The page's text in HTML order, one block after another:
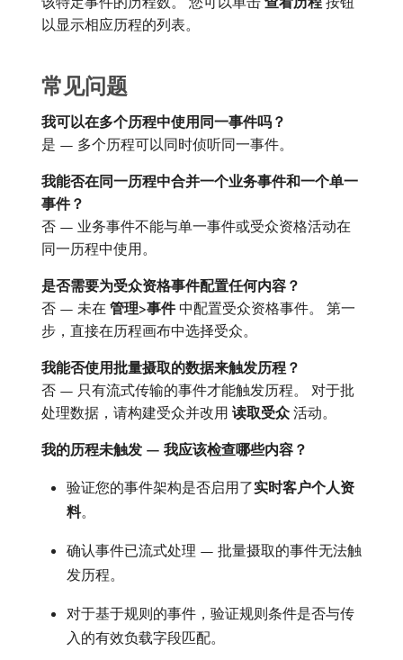
以显示相应历程的列表。
常见问题
我可以在多个历程中使用同一事件吗？
是 — 多个历程可以同时侦听同一事件。
我能否在同一历程中合并一个业务事件和一个单一
事件？
否 — 业务事件不能与单一事件或受众资格活动在
同一历程中使用。
是否需要为受众资格事件配置任何内容？
否 — 未在​ 管理>事件​中配置受众资格事件。 第一
步，直接在历程画布中选择受众。
我能否使用批量摄取的数据来触发历程？
否 — 只有流式传输的事件才能触发历程。 对于批
处理数据，请构建受众并改用​ 读取受众 ​活动。
我的历程未触发 — 我应该检查哪些内容？
验证您的事件架构是否启用了​实时客户个人资
料。
确认事件已流式处理 — 批量摄取的事件无法触
发历程。
对于基于规则的事件，验证规则条件是否与传
入的有效负载字段匹配。